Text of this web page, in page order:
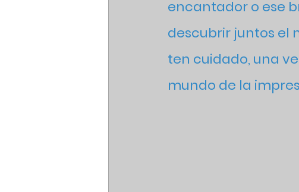
encantador o ese
descubrir juntos el
ten cuidado, una
mundo de la